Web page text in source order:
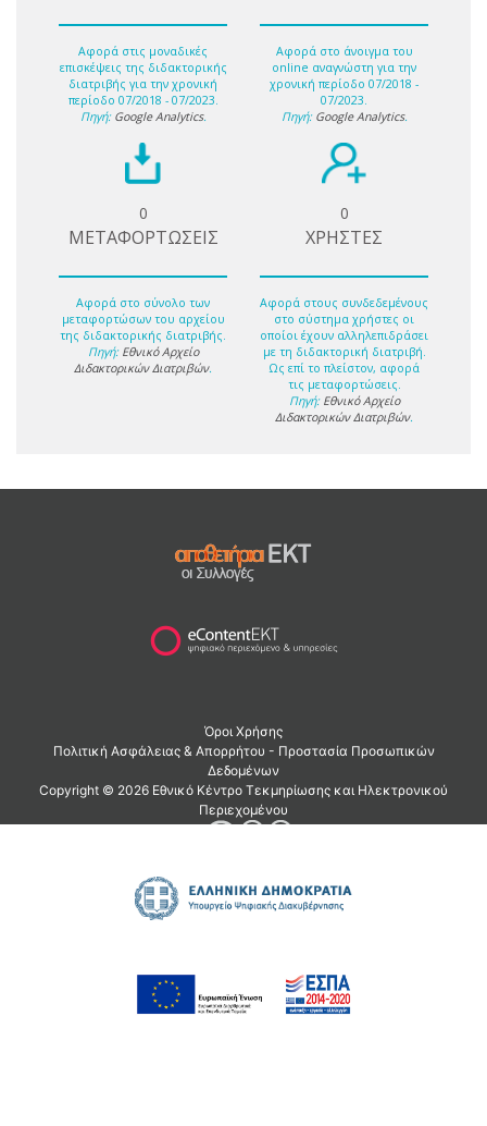
Αφορά στις μοναδικές
επισκέψεις της διδακτορικής
διατριβής για την χρονική
περίοδο 07/2018 - 07/2023.
Πηγή: Google Analytics.
Αφορά στο άνοιγμα του
online αναγνώστη για την
χρονική περίοδο 07/2018 -
07/2023.
Πηγή: Google Analytics.
0
ΜΕΤΑΦΟΡΤΩΣΕΙΣ
Αφορά στο σύνολο των
μεταφορτώσων του αρχείου
της διδακτορικής διατριβής.
Πηγή: Εθνικό Αρχείο
Διδακτορικών Διατριβών.
0
ΧΡΗΣΤΕΣ
Αφορά στους συνδεδεμένους
στο σύστημα χρήστες οι
οποίοι έχουν αλληλεπιδράσει
με τη διδακτορική διατριβή.
Ως επί το πλείστον, αφορά
τις μεταφορτώσεις.
Πηγή: Εθνικό Αρχείο
Διδακτορικών Διατριβών.